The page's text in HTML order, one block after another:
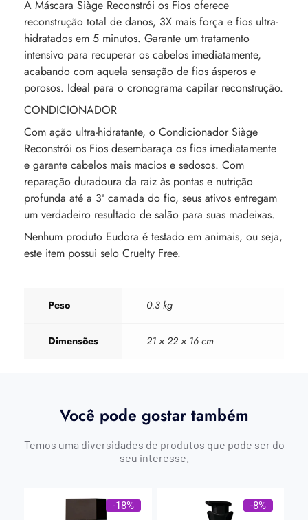
A Máscara Siàge Reconstrói os Fios oferece
reconstrução total de danos, 3X mais força e fios ultra-
hidratados em 5 minutos. Garante um tratamento
intensivo para recuperar os cabelos imediatamente,
acabando com aquela sensação de fios ásperos e
porosos. Ideal para o cronograma capilar reconstrução.
CONDICIONADOR
Com ação ultra-hidratante, o Condicionador Siàge
Reconstrói os Fios desembaraça os fios imediatamente
e garante cabelos mais macios e sedosos. Com
reparação duradoura da raiz às pontas e nutrição
profunda até a 3ª camada do fio, seus ativos entregam
um verdadeiro resultado de salão para suas madeixas.
Nenhum produto Eudora é testado em animais, ou seja,
este item possui selo Cruelty Free.
Peso 0.3 kg
Dimensões 21 × 22 × 16 cm
Você pode gostar também
Temos uma diversidades de produtos que pode ser do
seu interesse.
-18% -8%